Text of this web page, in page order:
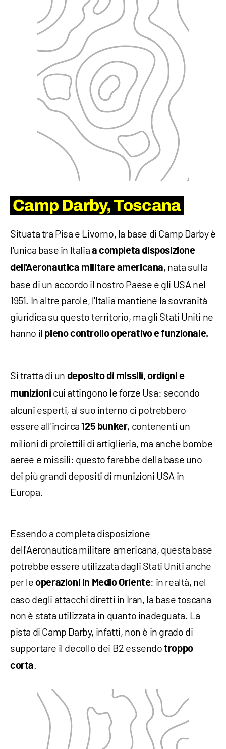
Camp Darby, Toscana
Situata tra Pisa e Livorno, la base di Camp Darby è
l'unica base in Italia a completa disposizione
dell'Aeronautica militare americana, nata sulla
base di un accordo il nostro Paese e gli USA nel
1951. In altre parole, l'Italia mantiene la sovranità
giuridica su questo territorio, ma gli Stati Uniti ne
hanno il pieno controllo operativo e funzionale.
Si tratta di un deposito di missili, ordigni e
munizioni cui attingono le forze Usa: secondo
alcuni esperti, al suo interno ci potrebbero
essere all'incirca125 bunker, contenenti un
milioni di proiettili di artiglieria, ma anche bombe
aeree e missili: questo farebbe della base uno
dei più grandi depositi di munizioni USA in
Europa.
Essendo a completa disposizione
dell'Aeronautica militare americana, questa base
potrebbe essere utilizzata dagli Stati Uniti anche
per le operazioni in Medio Oriente: in realtà, nel
caso degli attacchi diretti in Iran, la base toscana
non è stata utilizzata in quanto inadeguata. La
pista di Camp Darby, infatti, non è in grado di
supportare il decollo dei B2 essendotroppo
corta.